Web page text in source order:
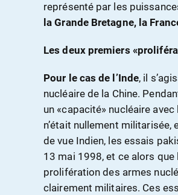
représenté par les
la Grande Bretagne, la
Les deux premiers
Pour le cas de l’Inde, il
nucléaire de la Chine.
un «capacité» nucléaire
n’était nullement militarisée,
de vue Indien, les essais
13 mai 1998, et ce alors que
prolifération des armes
clairement militaires. Ces